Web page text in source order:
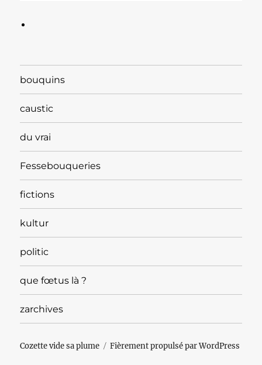
bouquins
caustic
du vrai
Fessebouqueries
fictions
kultur
politic
que fœtus là ?
zarchives
Cozette vide sa plume Fièrement propulsé par WordPress